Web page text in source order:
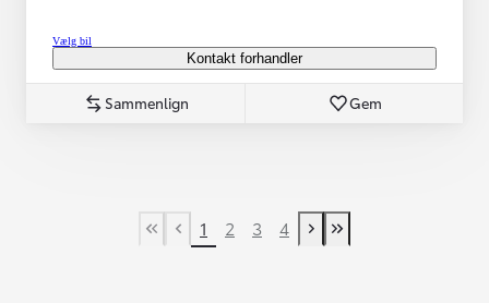
Vælg bil
Kontakt forhandler
Sammenlign Gem
First Page
Tidligere side
1 2 3 4
Næste side
Last Page